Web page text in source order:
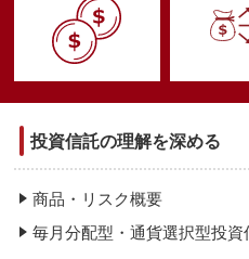
投資信託の理解を深める
商品・リスク概要
毎月分配型・通貨選択型投